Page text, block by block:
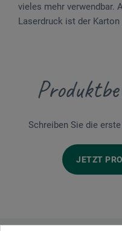
vieles mehr verwendbar.
Laserdruck ist der Karton
Schreiben Sie die
JETZT